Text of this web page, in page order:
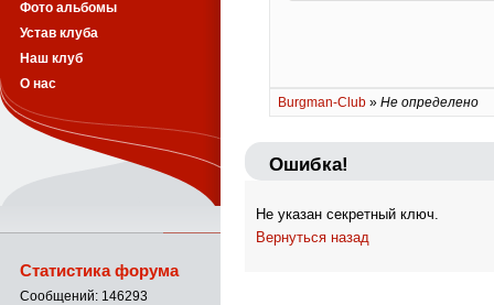
Burgman-Club » Не определено
Ошибка!
Не указан секретный ключ.
Вернуться назад
Фото альбомы
Устав клуба
Наш клуб
О нас
Статистика форума
Сообщений: 146293